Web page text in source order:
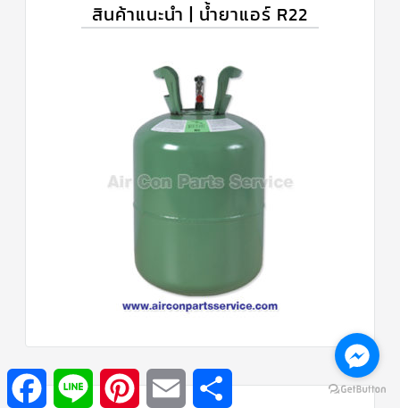
สินค้าแนะนำ | น้ำยาแอร์ R22
Facebook Line Pinterest Email